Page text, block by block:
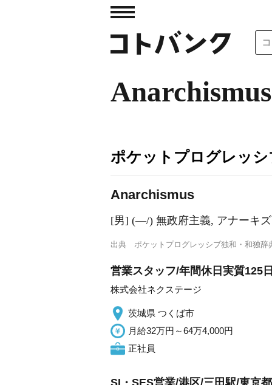
Anarchismus
ポケットプログレッシ
Anarchismus
[男] (―/) 無政府主義, アナーキ
出典 ポケットプログレッシブ独和・和独辞
営業スタッフ/年間休日実質125日
株式会社ネクステージ
茨城県 つくば市
月給32万円～64万4,000円
正社員
SI・SES営業/港区/三田駅/東京都